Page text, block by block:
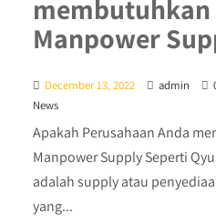
membutuhkan
Manpower
December 13, 2022 admin
News
Apakah Perusahaan Anda
Manpower Supply Seperti
adalah supply atau
yang...